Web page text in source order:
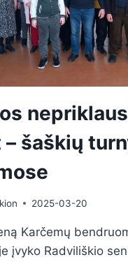
šaškių
2025-03-20
Karčemų
įvyko Radviliškio